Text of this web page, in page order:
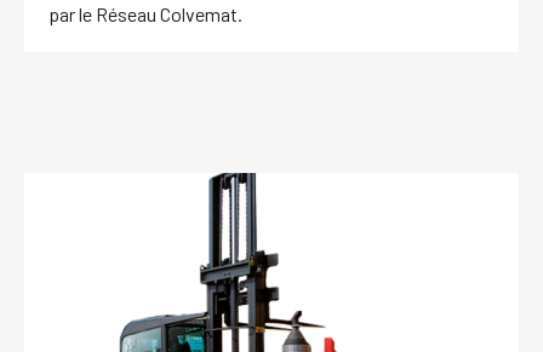
par le Réseau Colvemat.